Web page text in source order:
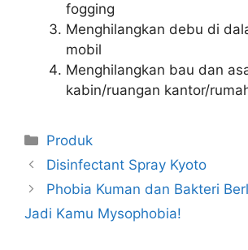
fogging
Menghilangkan debu di
mobil
Menghilangkan bau dan
kabin/ruangan kantor/
Produk
Disinfectant Spray Kyoto
Phobia Kuman dan Bakteri
Jadi Kamu Mysophobia!